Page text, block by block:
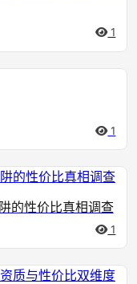
1
1
的性价比真相调查
1